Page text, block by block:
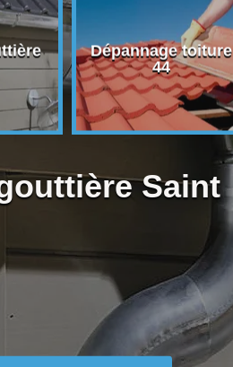
Dépannage toiture
44
Saint